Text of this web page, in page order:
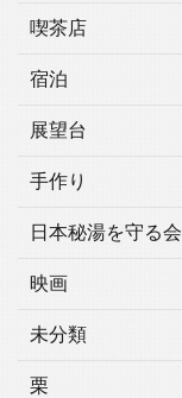
喫茶店
宿泊
展望台
手作り
日本秘湯を守る会
映画
未分類
栗